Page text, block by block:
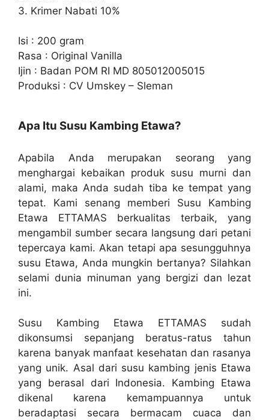
3. Krimer Nabati 10%
Isi : 200 gram
Rasa : Original Vanilla
Ijin : Badan POM RI MD 805012005015
Produksi : CV Umskey – Sleman
Apa Itu Susu Kambing Etawa?
Apabila Anda merupakan seorang yang
menghargai kebaikan produk susu murni dan
alami, maka Anda sudah tiba ke tempat yang
tepat. Kami senang memberi Susu Kambing
Etawa ETTAMAS berkualitas terbaik, yang
mengambil sumber secara langsung dari petani
tepercaya kami. Akan tetapi apa sesungguhnya
susu Etawa, Anda mungkin bertanya? Silahkan
selami dunia minuman yang bergizi dan lezat
ini.
Susu Kambing Etawa ETTAMAS sudah
dikonsumsi sepanjang beratus-ratus tahun
karena banyak manfaat kesehatan dan rasanya
yang unik. Asal dari susu kambing jenis Etawa
yang berasal dari Indonesia. Kambing Etawa
dikenal karena kemampuannya untuk
beradaptasi secara bermacam cuaca dan